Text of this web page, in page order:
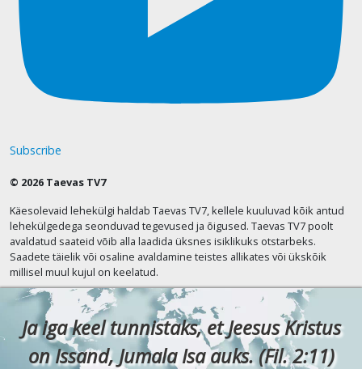
Subscribe
© 2026 Taevas TV7
Käesolevaid lehekülgi haldab Taevas TV7, kellele kuuluvad kõik antud
lehekülgedega seonduvad tegevused ja õigused. Taevas TV7 poolt
avaldatud saateid võib alla laadida üksnes isiklikuks otstarbeks.
Saadete täielik või osaline avaldamine teistes allikates või ükskõik
millisel muul kujul on keelatud.
Ja iga keel tunnistaks, et Jeesus Kristus
on Issand, Jumala Isa auks. (Fil. 2:11)